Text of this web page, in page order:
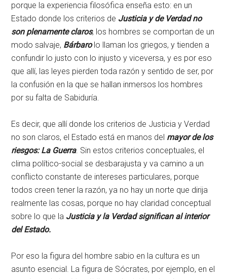
porque la experiencia filosófica enseña esto: en un
Estado donde los criterios de Justicia y de Verdad no
son plenamente claros, los hombres se comportan de un
modo salvaje, Bárbaro lo llaman los griegos, y tienden a
confundir lo justo con lo injusto y viceversa, y es por eso
que allí, las leyes pierden toda razón y sentido de ser, por
la confusión en la que se hallan inmersos los hombres
por su falta de Sabiduría.
Es decir, que allí donde los criterios de Justicia y Verdad
no son claros, el Estado está en manos del mayor de los
riesgos: La Guerra. Sin estos criterios conceptuales, el
clima político-social se desbarajusta y va camino a un
conflicto constante de intereses particulares, porque
todos creen tener la razón, ya no hay un norte que dirija
realmente las cosas, porque no hay claridad conceptual
sobre lo que la Justicia y la Verdad significan al interior
del Estado.
Por eso la figura del hombre sabio en la cultura es un
asunto esencial. La figura de Sócrates, por ejemplo, en el